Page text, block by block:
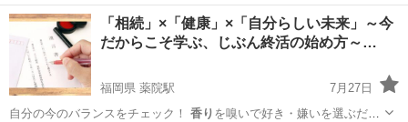
・一… ） → 8本の香りを嗅ぐだけ！グラフ… ャクラ漢和オイルの
香り体験もできます♪ …
福岡 福岡市 六本松駅 アロマ 嗅覚
「相続」×「健康」×「自分らしい未来」～今
だからこそ学ぶ、じぶん終活の始め方～…
福岡県 薬院駅
7月27日
自分の今のバランスをチェック！ 香り を嗅いで好き・嫌いを選ぶだけ